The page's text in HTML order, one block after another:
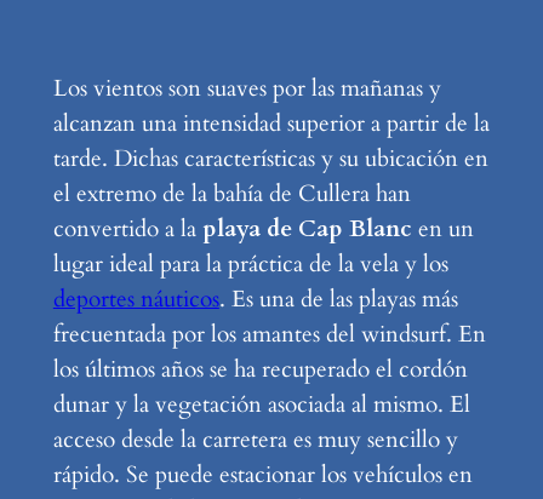
Los vientos son suaves por las mañanas y
alcanzan una intensidad superior a partir de la
tarde. Dichas características y su ubicación en
el extremo de la bahía de Cullera han
convertido a laplaya de Cap Blanc en un
lugar ideal para la práctica de la vela y los
deportes náuticos. Es una de las playas más
frecuentada por los amantes del windsurf. En
los últimos años se ha recuperado el cordón
dunar y la vegetación asociada al mismo. El
acceso desde la carretera es muy sencillo y
rápido. Se puede estacionar los vehículos en